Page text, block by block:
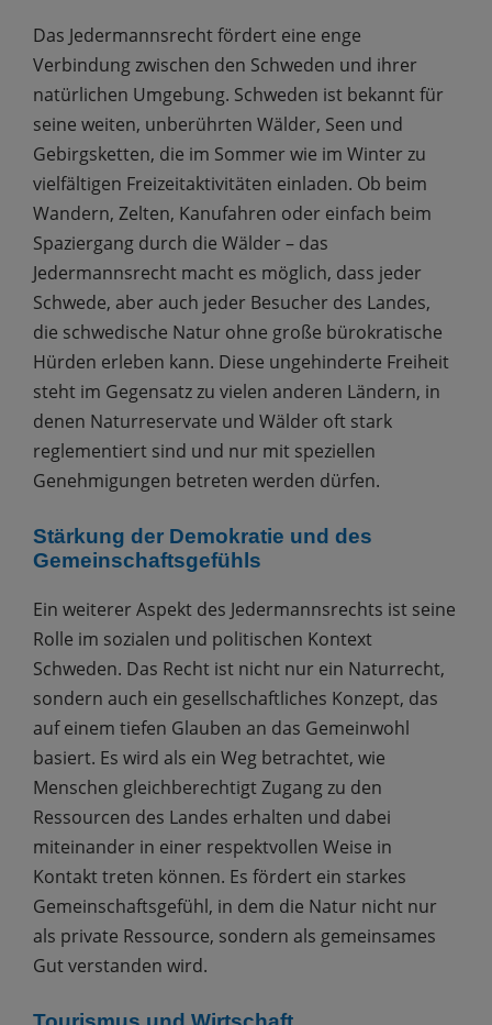
Das Jedermannsrecht fördert eine enge
Verbindung zwischen den Schweden und ihrer
natürlichen Umgebung. Schweden ist bekannt für
seine weiten, unberührten Wälder, Seen und
Gebirgsketten, die im Sommer wie im Winter zu
vielfältigen Freizeitaktivitäten einladen. Ob beim
Wandern, Zelten, Kanufahren oder einfach beim
Spaziergang durch die Wälder – das
Jedermannsrecht macht es möglich, dass jeder
Schwede, aber auch jeder Besucher des Landes,
die schwedische Natur ohne große bürokratische
Hürden erleben kann. Diese ungehinderte Freiheit
steht im Gegensatz zu vielen anderen Ländern, in
denen Naturreservate und Wälder oft stark
reglementiert sind und nur mit speziellen
Genehmigungen betreten werden dürfen.
Stärkung der Demokratie und des
Gemeinschaftsgefühls
Ein weiterer Aspekt des Jedermannsrechts ist seine
Rolle im sozialen und politischen Kontext
Schweden. Das Recht ist nicht nur ein Naturrecht,
sondern auch ein gesellschaftliches Konzept, das
auf einem tiefen Glauben an das Gemeinwohl
basiert. Es wird als ein Weg betrachtet, wie
Menschen gleichberechtigt Zugang zu den
Ressourcen des Landes erhalten und dabei
miteinander in einer respektvollen Weise in
Kontakt treten können. Es fördert ein starkes
Gemeinschaftsgefühl, in dem die Natur nicht nur
als private Ressource, sondern als gemeinsames
Gut verstanden wird.